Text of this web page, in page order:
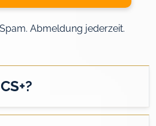
Abmeldung jederzeit.